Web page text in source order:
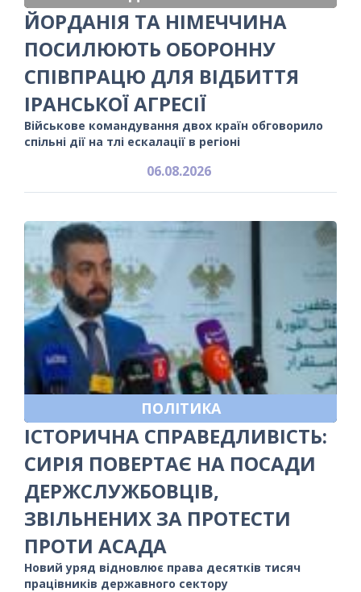
ЙОРДАНІЯ ТА НІМЕЧЧИНА
ПОСИЛЮЮТЬ ОБОРОННУ
СПІВПРАЦЮ ДЛЯ ВІДБИТТЯ
ІРАНСЬКОЇ АГРЕСІЇ
Військове командування двох країн обговорило
спільні дії на тлі ескалації в регіоні
06.08.2026
ПОЛІТИКА
ІСТОРИЧНА СПРАВЕДЛИВІСТЬ:
СИРІЯ ПОВЕРТАЄ НА ПОСАДИ
ДЕРЖСЛУЖБОВЦІВ,
ЗВІЛЬНЕНИХ ЗА ПРОТЕСТИ
ПРОТИ АСАДА
Новий уряд відновлює права десятків тисяч
працівників державного сектору